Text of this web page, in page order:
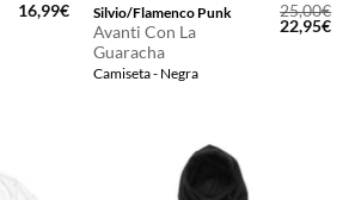
16,99€ Silvio/Flamenco Punk
Avanti Con La
Guaracha
Camiseta - Negra
25,00€
El
precio
22,95€El